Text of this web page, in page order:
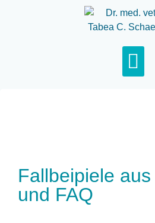
Fallbeipiele
und FAQ